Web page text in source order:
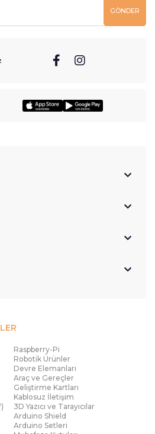
GÖNDER
Raspberry-Pi
Robotik Ürünler
Devre Elemanları
Araç ve Gereçler
Geliştirme Kartları
Kablosuz İletişim
3D Yazıcı ve Tarayıcılar
Arduino Shield
Arduino Setleri